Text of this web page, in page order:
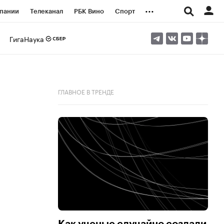
Телеканал РБК Вино Спорт ...
ГигаНаука
ГЛАВНОЕ В ТРЕНДЕ